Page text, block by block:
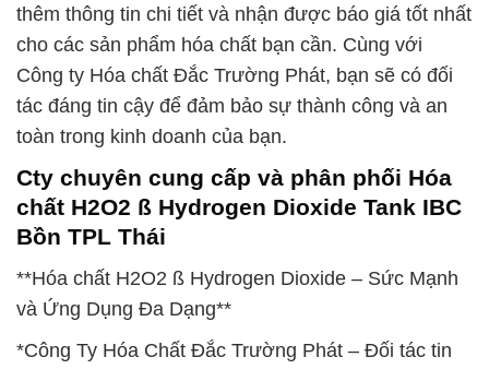
thêm thông tin chi tiết và nhận được báo giá tốt nhất
cho các sản phẩm hóa chất bạn cần. Cùng với
Công ty Hóa chất Đắc Trường Phát, bạn sẽ có đối
tác đáng tin cậy để đảm bảo sự thành công và an
toàn trong kinh doanh của bạn.
Cty chuyên cung cấp và phân phối Hóa
chất H2O2 ß Hydrogen Dioxide Tank IBC
Bồn TPL Thái
**Hóa chất H2O2 ß Hydrogen Dioxide – Sức Mạnh
và Ứng Dụng Đa Dạng**
*Công Ty Hóa Chất Đắc Trường Phát – Đối tác tin